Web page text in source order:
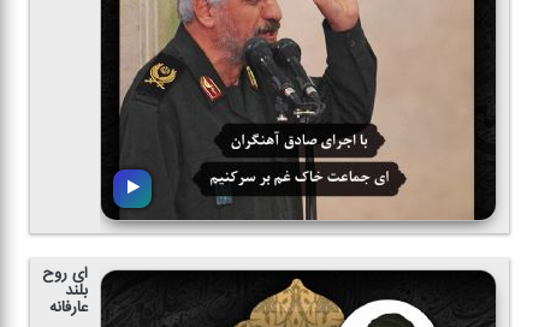
ای روح
بلند
عارفانه